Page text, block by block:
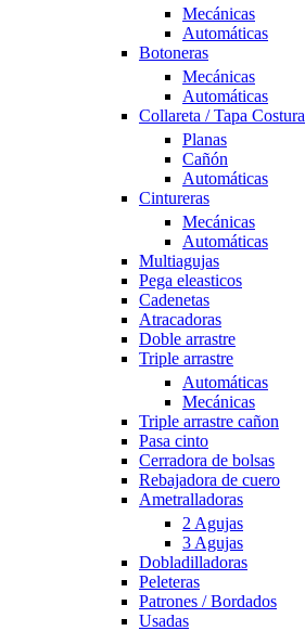
Mecánicas
Automáticas
Botoneras
Mecánicas
Automáticas
Collareta / Tapa Costura
Planas
Cañón
Automáticas
Cintureras
Mecánicas
Automáticas
Multiagujas
Pega eleasticos
Cadenetas
Atracadoras
Doble arrastre
Triple arrastre
Automáticas
Mecánicas
Triple arrastre cañon
Pasa cinto
Cerradora de bolsas
Rebajadora de cuero
Ametralladoras
2 Agujas
3 Agujas
Dobladilladoras
Peleteras
Patrones / Bordados
Usadas